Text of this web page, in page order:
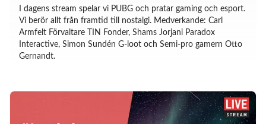
I dagens stream spelar vi PUBG och pratar gaming och esport.
Vi berör allt från framtid till nostalgi. Medverkande: Carl
Armfelt Förvaltare TIN Fonder, Shams Jorjani Paradox
Interactive, Simon Sundén G-loot och Semi-pro gamern Otto
Gernandt.